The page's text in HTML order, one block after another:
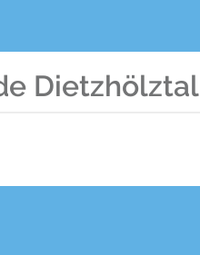
Dietzhölztal